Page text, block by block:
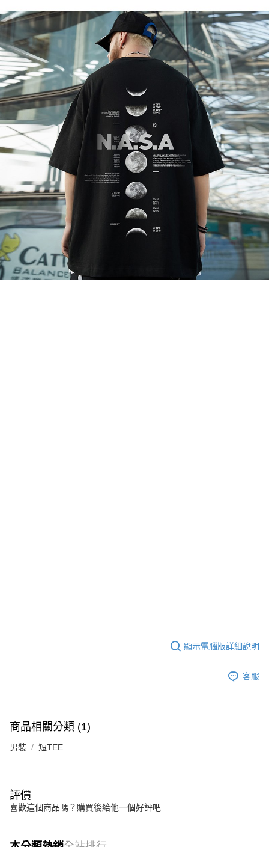
顯示電腦版詳細說明
客服
商品相關分類 (1)
男裝 短TEE
評價
喜歡這個商品嗎？購買後給他一個好評吧